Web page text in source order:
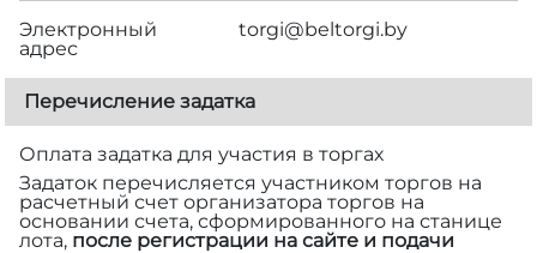
Электронный
адрес
torgi@beltorgi.by
Перечисление задатка
Оплата задатка для участия в торгах
Задаток перечисляется участником торгов на
расчетный счет организатора торгов на
основании счета, сформированного на станице
лота, после регистрации на сайте и подачи